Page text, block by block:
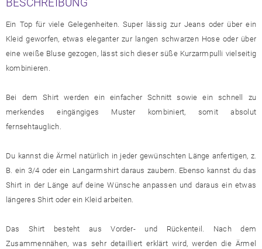
Ein Top für viele Gelegenheiten. Super lässig zur Jeans oder über ein
Kleid geworfen, etwas eleganter zur langen schwarzen Hose oder über
eine weiße Bluse gezogen, lässt sich dieser süße Kurzarmpulli vielseitig
kombinieren.
Bei dem Shirt werden ein einfacher Schnitt sowie ein schnell zu
merkendes eingängiges Muster kombiniert, somit absolut
fernsehtauglich.
Du kannst die Ärmel natürlich in jeder gewünschten Länge anfertigen, z.
B. ein 3/4 oder ein Langarmshirt daraus zaubern. Ebenso kannst du das
Shirt in der Länge auf deine Wünsche anpassen und daraus ein etwas
längeres Shirt oder ein Kleid arbeiten.
Das Shirt besteht aus Vorder- und Rückenteil. Nach dem
Zusammennähen, was sehr detailliert erklärt wird, werden die Ärmel